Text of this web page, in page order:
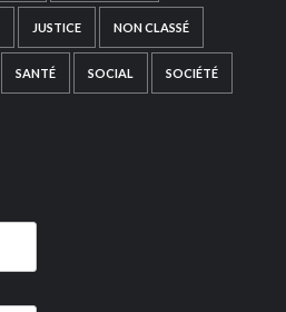
JUSTICE NON CLASSÉ
SANTÉ SOCIAL SOCIÉTÉ